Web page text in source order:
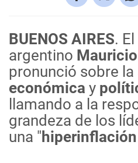
BUENOS AIRES. El
argentino
pronunció sobre
económica y
llamando a la
grandeza de los
una " hiperinflación